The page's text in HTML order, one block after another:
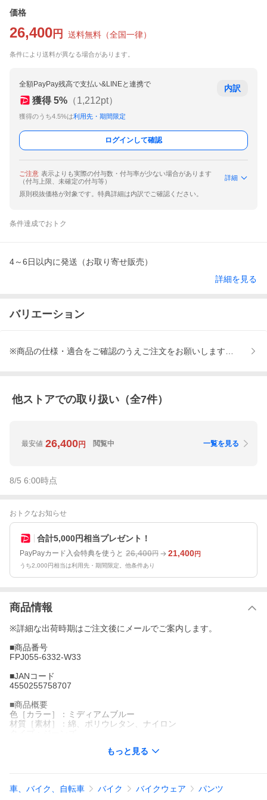
価格
26,400 円 送料無料 （全国一律）
条件により送料が異なる場合があります。
全額PayPay残高で支払い&LINEと連携で
獲得 5% （1,212pt）
獲得のうち4.5%は利用先・期間限定
内訳
ログインして確認
ご注意 表示よりも実際の付与数・付与率が少ない場合があります
（付与上限、未確定の付与等）
詳細
原則税抜価格が対象です。特典詳細は内訳でご確認ください。
条件達成でおトク
4～6日以内に発送（お取り寄せ販売）
詳細を見る
バリエーション
※商品の仕様・適合をご確認のうえご注文をお願いします、※商品
他ストアでの取り扱い（全7件）
最安値 26,400円 閲覧中 一覧を見る
8/5 6:00時点
おトクなお知らせ
合計5,000円相当プレゼント！
PayPayカード入会特典を使うと 26,400円 21,400円
うち2,000円相当は利用先・期間限定。他条件あり
商品情報
※詳細な出荷時期はご注文後にメールでご案内します。
■商品番号
FPJ055-6332-W33
■JANコード
4550255758707
■商品概要
色［カラー］：ミディアムブルー
材質［素材］：綿、ポリウレタン、ナイロン
その他機能：トリプルステッチ、5ポケット、調整式ひざプロテク
もっと見る
車、バイク、自転車 バイク バイクウェア パンツ